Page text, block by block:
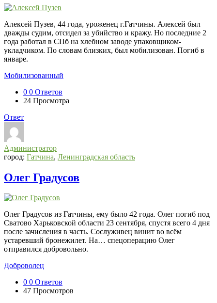
Алексей Пузев, 44 года, уроженец г.Гатчины. Алексей был
дважды судим, отсидел за убийство и кражу. Но последние 2
года работал в СПб на хлебном заводе упаковщиком-
укладчиком. По словам близких, был мобилизован. Погиб в
январе.
Мобилизованный
0 0 Ответов
24 Просмотра
Ответ
Администратор
город: Гатчина, Ленинградская область
Олег Градусов
Олег Градусов из Гатчины, ему было 42 года. Олег погиб под
Сватово Харьковской области 23 сентября, спустя всего 4 дня
после зачисления в часть. Сослуживец винит во всём
устаревший бронежилет. На… спецоперацию Олег
отправился добровольно.
Доброволец
0 0 Ответов
47 Просмотров